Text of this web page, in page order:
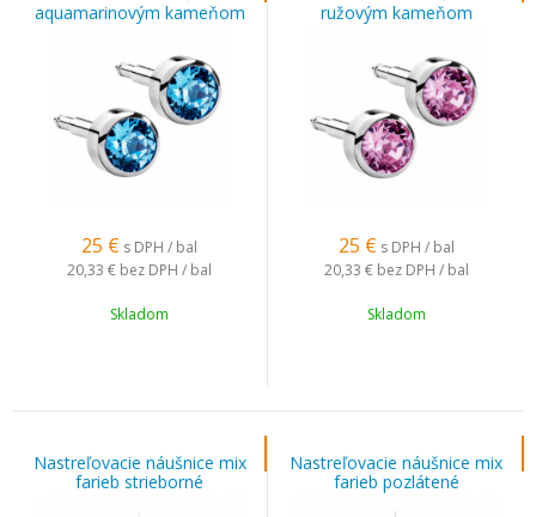
aquamarinovým kameňom
strieborné
25 € s DPH / bal
20,33 € bez DPH / bal
Skladom
ružovým kameňom
strieborné
25 € s DPH / bal
20,33 € bez DPH / bal
Skladom
Nastreľovacie náušnice mix
farieb strieborné
Nastreľovacie náušnice mix
farieb pozlátené